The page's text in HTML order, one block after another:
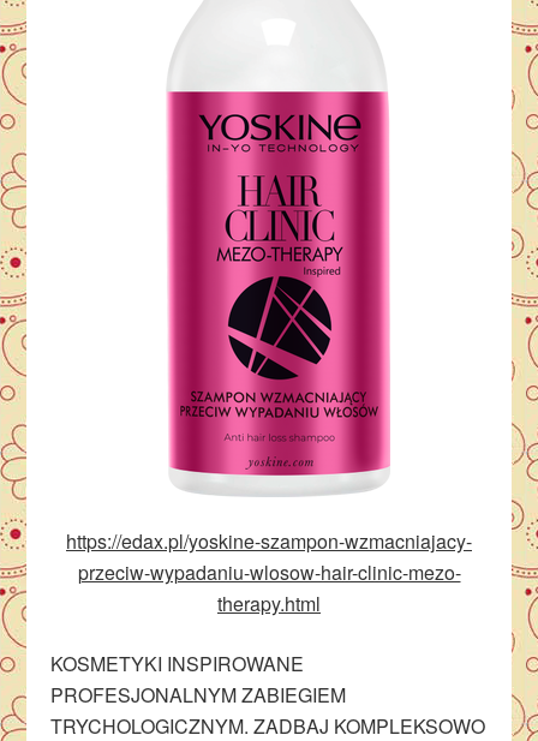
https://edax.pl/yoskine-szampon-wzmacniajacy-
przeciw-wypadaniu-wlosow-hair-clinic-mezo-
therapy.html
KOSMETYKI INSPIROWANE
PROFESJONALNYM ZABIEGIEM
TRYCHOLOGICZNYM. ZADBAJ KOMPLEKSOWO